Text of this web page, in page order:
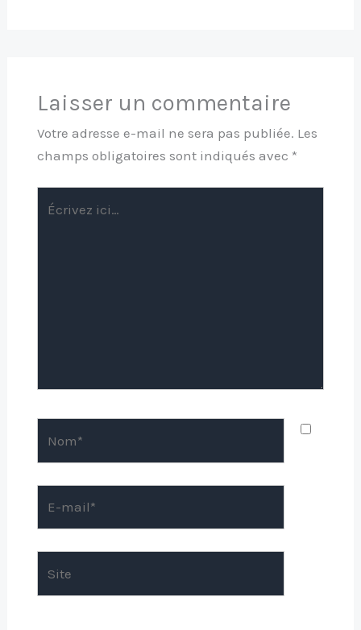
Laisser un commentaire
Votre adresse e-mail ne sera pas publiée. Les
champs obligatoires sont indiqués avec *